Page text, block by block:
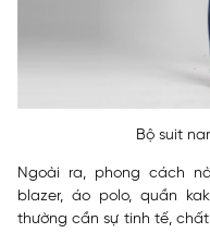
Bộ suit
Ngoài ra, phong cách
blazer, áo polo, quần
thường cần sự tinh tế,